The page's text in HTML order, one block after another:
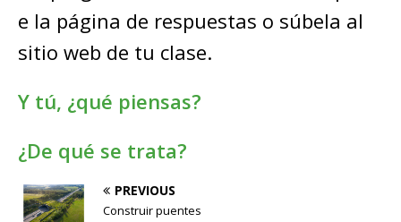
e la página de respuestas o súbela al
sitio web de tu clase.
Y tú, ¿qué piensas?
¿De qué se trata?
PREVIOUS
Construir puentes